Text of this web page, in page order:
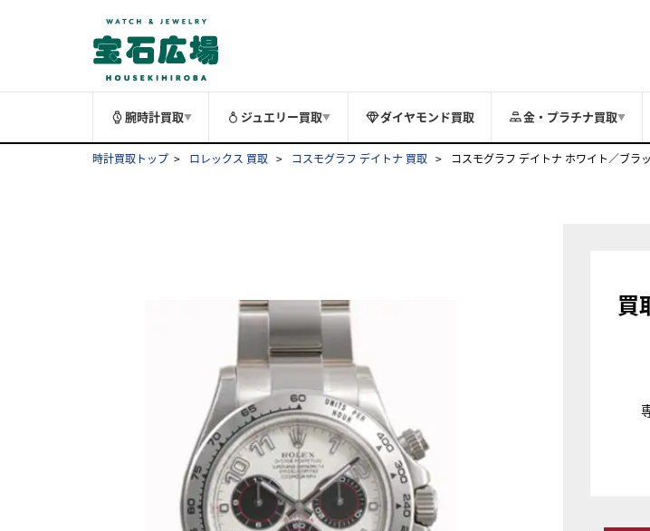
腕時計買取▼ ジュエリー買取▼ ダイヤモンド買取 金・プラチナ買取▼
時計買取トップ ロレックス 買取 コスモグラフ デイトナ 買取 コスモグラフ デイトナ ホワイト／ブラ
買